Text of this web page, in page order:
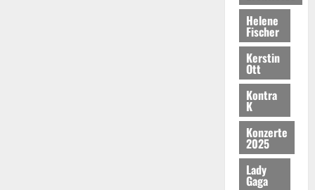
Helene
Fischer
Kerstin
Ott
Kontra
K
Konzerte
2025
Lady
Gaga